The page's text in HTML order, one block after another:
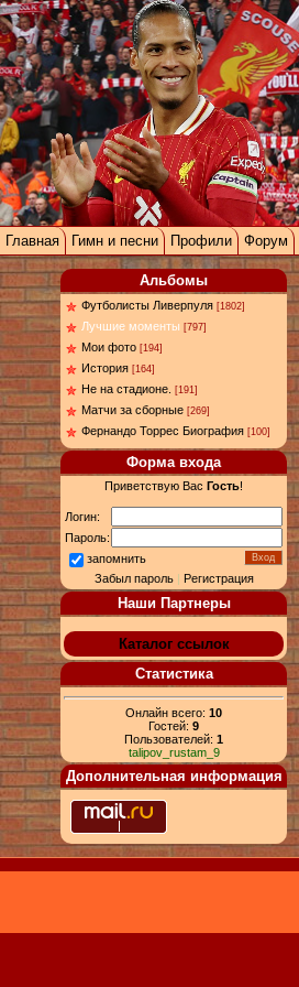
Главная Гимн и песни Профили Форум
Альбомы
Футболисты Ливерпуля [1802]
Лучшие моменты [797]
Мои фото [194]
История [164]
Не на стадионе. [191]
Матчи за сборные [269]
Фернандо Торрес Биография [100]
Форма входа
Приветствую Вас Гость!
Логин:
Пароль:
запомнить
Забыл пароль| Регистрация
Наши Партнеры
Каталог ссылок
Статистика
Онлайн всего: 10
Гостей: 9
Пользователей: 1
talipov_rustam_9
Дополнительная информация